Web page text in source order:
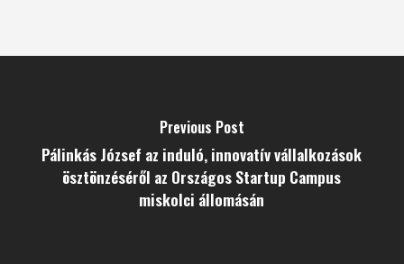
Previous Post
Pálinkás József az induló, innovatív vállalkozások
ösztönzéséről az Országos Startup Campus
miskolci állomásán